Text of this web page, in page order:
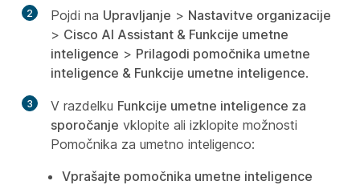
2 Pojdi na Upravljanje > Nastavitve organizacije
> Cisco AI Assistant & Funkcije umetne
inteligence > Prilagodi pomočnika umetne
inteligence & Funkcije umetne inteligence.
3 V razdelku Funkcije umetne inteligence za
sporočanje vklopite ali izklopite možnosti
Pomočnika za umetno inteligenco:
Vprašajte pomočnika umetne inteligence